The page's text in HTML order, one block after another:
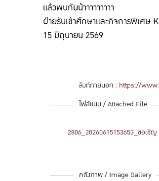
แล้วพบกันน้าาาาาาาาา
ฝ่ายรับเข้าศึกษาและกิจการพิเศษ
15 มิถุนายน 2569
ลิงก์ภายนอก : https://
ไฟล์แนบ / Attached File
2806_20260615153653_ขอเ
คลังภาพ / Image Gallery